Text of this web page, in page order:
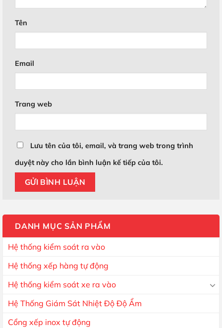
Tên
Email
Trang web
Lưu tên của tôi, email, và trang web trong trình
duyệt này cho lần bình luận kế tiếp của tôi.
DANH MỤC SẢN PHẨM
Hệ thống kiểm soát ra vào
Hệ thống xếp hàng tự động
Hệ thống kiểm soát xe ra vào
Hệ Thống Giám Sát Nhiệt Độ Độ Ẩm
Cổng xếp inox tự động